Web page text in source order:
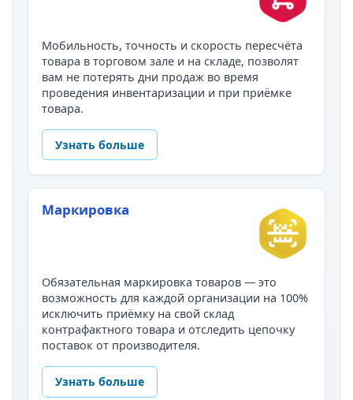
Мобильность, точность и скорость пересчёта
товара в торговом зале и на складе, позволят
вам не потерять дни продаж во время
проведения инвентаризации и при приёмке
товара.
Узнать больше
Маркировка
Обязательная маркировка товаров — это
возможность для каждой организации на 100%
исключить приёмку на свой склад
контрафактного товара и отследить цепочку
поставок от производителя.
Узнать больше